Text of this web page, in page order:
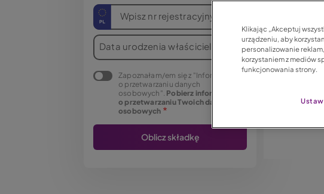
Wpisz nr rejestracyjny
Data urodzenia właściciela
Zapoznałam/em się z "Informacją
o przetwarzaniu danych
osobowych". Pobierz informację
o przetwarzaniu Twoich danych
osobowych
Klikając „Akceptuj
urządzeniu, aby
personalizowanie
korzystaniem z mediów
funkcjonowania strony.